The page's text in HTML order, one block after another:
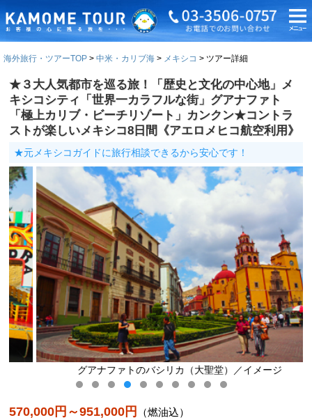
海外旅行・ツアーTOP 中米・カリブ海 メキシコ ツアー詳細
★３大人気都市を巡る旅！「歴史と文化の中心地」メ
キシコシティ「世界一カラフルな街」グアナファト
「極上カリブ・ビーチリゾート」カンクン★コントラ
ストが楽しいメキシコ8日間《アエロメヒコ航空利用》
★元メキシコガイドに旅行相談できるから安心です！
グアナファトのバシリカ（大聖堂）／イメージ
570,000円～951,000円 （燃油込）